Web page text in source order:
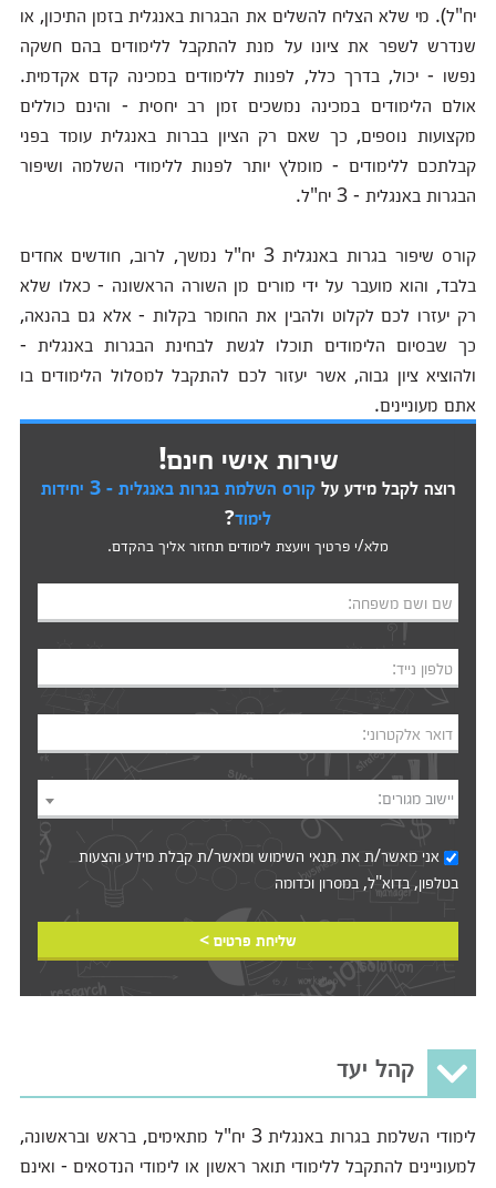
יח"ל). מי שלא הצליח להשלים את הבגרות באנגלית בזמן התיכון, או
שנדרש לשפר את ציונו על מנת להתקבל ללימודים בהם חשקה
נפשו - יכול, בדרך כלל, לפנות ללימודים במכינה קדם אקדמית.
אולם הלימודים במכינה נמשכים זמן רב יחסית - והינם כוללים
מקצועות נוספים, כך שאם רק הציון בברות באנגלית עומד בפני
קבלתכם ללימודים - מומלץ יותר לפנות ללימודי השלמה ושיפור
הבגרות באנגלית - 3 יח"ל.
קורס שיפור בגרות באנגלית 3 יח"ל נמשך, לרוב, חודשים אחדים
בלבד, והוא מועבר על ידי מורים מן השורה הראשונה - כאלו שלא
רק יעזרו לכם לקלוט ולהבין את החומר בקלות - אלא גם בהנאה,
כך שבסיום הלימודים תוכלו לגשת לבחינת הבגרות באנגלית -
ולהוציא ציון גבוה, אשר יעזור לכם להתקבל למסלול הלימודים בו
אתם מעוניינים.
שירות אישי חינם!
רוצה לקבל מידע על
קורס השלמת בגרות באנגלית - 3 יחידות
לימוד?
מלא/י פרטיך ויועצת לימודים תחזור אליך בהקדם.
שם ושם משפחה:
טלפון נייד:
דואר אלקטרוני:
יישוב מגורים:
אני מאשר/ת את תנאי השימושומאשר/ת קבלת מידע והצעות
בטלפון, בדוא"ל, במסרון וכדומה‎‎
שליחת פרטים >
קהל יעד
לימודי השלמת בגרות באנגלית 3 יח"ל מתאימים, בראש ובראשונה,
למעוניינים להתקבל ללימודי תואר ראשון או לימודי הנדסאים - ואינם